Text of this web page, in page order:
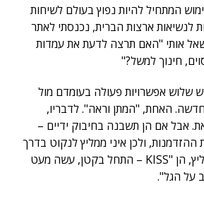
המתחיל להיות נפוץ בעולם לשיחות
לנשיאות ארצות הברית, נכנסתי לאתר
אותי "האם תרצה לדעת את עמדות
חינוך למשל?"
שלוש אפשרויות פעולה בעומדם מול
האחת, "המתן וראה". לדבריו,
אבל אם הן תשבנה בחיבוק ידיים –
ולכן איני ממליץ לנקוט בדרך
זו". הדרכים עליהן המליץ, הן "KISS – התחל בקטן, עשה מעט
על הגל".